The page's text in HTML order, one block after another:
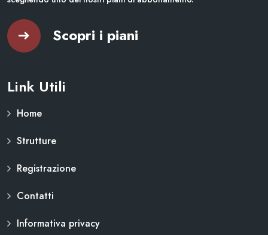
Scopri i piani
Link Utili
Home
Strutture
Registrazione
Contatti
Informativa privacy